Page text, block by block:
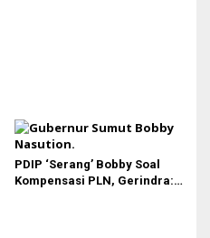
PDIP ‘Serang’ Bobby Soal
Kompensasi PLN, Gerindra: